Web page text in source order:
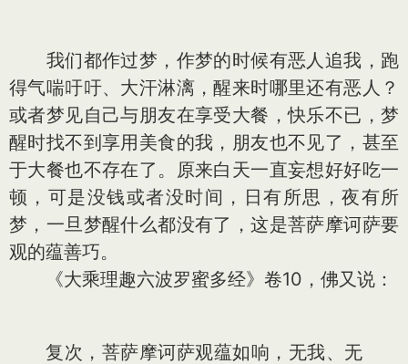
我们都作过梦，作梦的时候有恶人追我，跑
得气喘吁吁、大汗淋漓，醒来时哪里还有恶人？
或者梦见自己与朋友在享受大餐，快乐不已，梦
醒时找不到享用美食的我，朋友也不见了，甚至
于大餐也不存在了。原来白天一直妄想好好吃一
顿，可是没钱或者没时间，日有所思，夜有所
梦，一旦梦醒什么都没有了，这是菩萨摩诃萨要
观的蕴善巧。
《大乘理趣六波罗蜜多经》卷10，佛又说：
复次，菩萨摩诃萨观蕴如响，无我、无